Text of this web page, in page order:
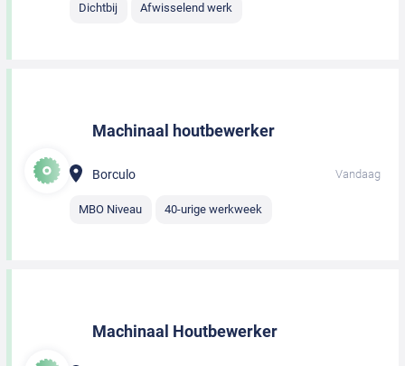
Dichtbij Afwisselend werk
Machinaal houtbewerker
Borculo Vandaag
MBO Niveau 40-urige werkweek
Machinaal Houtbewerker